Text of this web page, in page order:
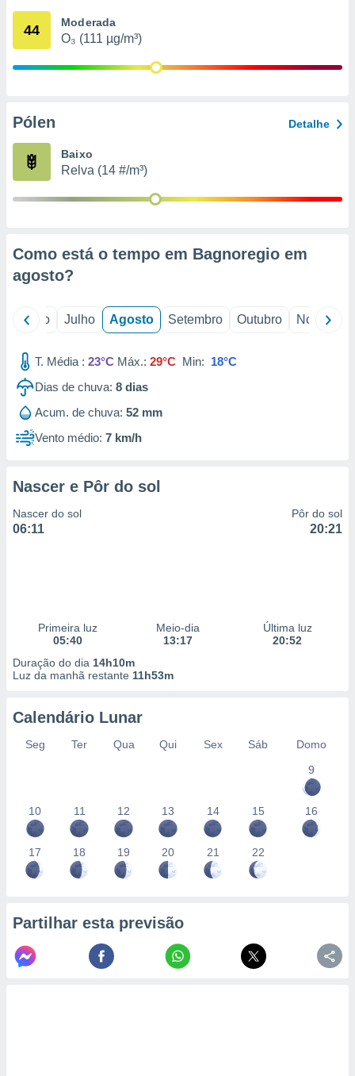
através
estudos
1199
44 Moderada
O₃ (111 µg/m³)
Pólen Detalhe
Baixo
Relva (14 #/m³)
Como está o tempo em Bagnoregio em
agosto?
Junho Julho Agosto Setembro Outubro Novembro
T. Média : 23°C Máx.: 29°C Min: 18°C
Dias de chuva: 8 dias
Acum. de chuva: 52 mm
Vento médio: 7 km/h
Nascer e Pôr do sol
Nascer do sol
06:11
Pôr do sol
20:21
Primeira luz
05:40
Meio-dia
13:17
Última luz
20:52
Duração do dia 14h10m
Luz da manhã restante 11h53m
Calendário Lunar
Seg Ter Qua Qui Sex Sáb
Domo
9
10 11 12 13 14 15 16
17 18 19 20 21 22
Partilhar esta previsão